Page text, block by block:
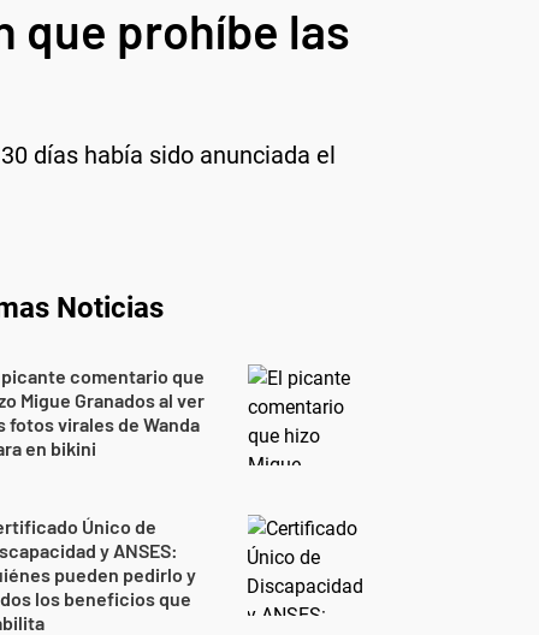
que prohíbe las
días había sido anunciada el
Noticias
picante comentario que
Migue Granados al ver
fotos virales de Wanda
en bikini
Único de
y ANSES:
pueden pedirlo y
los beneficios que